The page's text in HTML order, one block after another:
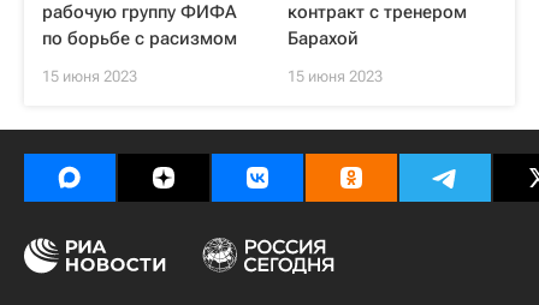
рабочую группу ФИФА
по борьбе с расизмом
15 июня 2023
контракт с тренером
Барахой
15 июня 2023